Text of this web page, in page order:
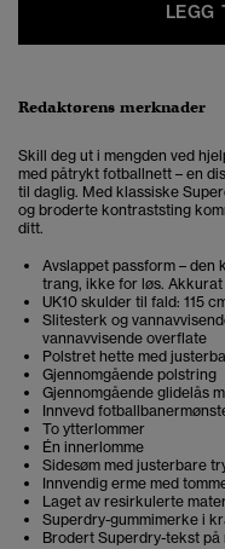
LEGG
Redaktørens merknader
Skill deg ut i mengden ved
med påtrykt fotballnett – en
til daglig. Med klassiske
og broderte kontraststing
ditt.
Avslappet passform – den
trang, ikke for løs.
UK10 skulder til fald: 115
Slitesterk og
vannavvisende overflate
Polstret hette med
Gjennomgående polstring
Gjennomgående glidelås
Innvevd
To ytterlommer
Én innerlomme
Sidesøm med justerbare
Innvendig erme med
Laget av resirkulerte
Superdry-gummimerke i
Brodert Superdry-tekst på